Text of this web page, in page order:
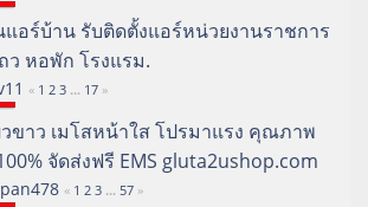
อร์บ้าน รับติดตั้งแอร์หน่วยงานราชการ
หอพัก โรงแรม.
« 1 2 3 ... 17 »
ขาว เมโสหน้าใส โปรมาแรง คุณภาพ
จัดส่งฟรี EMS gluta2ushop.com
« 1 2 3 ... 57 »